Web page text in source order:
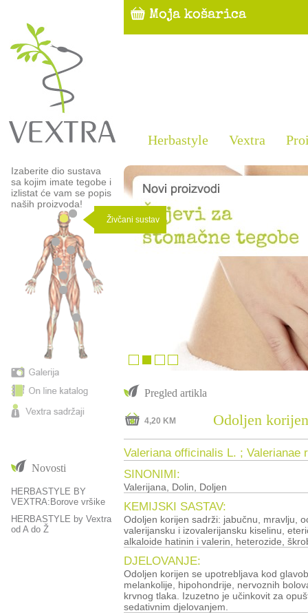
Herbastyle Vextra
Izaberite dio sustava
sa kojim imate tegobe i
izlistat će vam se popis
naših proizvoda!
Živčani sustav
Novosti
HERBASTYLE BY
VEXTRA:Borove vršike
HERBASTYLE by Vextra
od A do Ž
Pregled artikla
4,20 KM Odoljen korijen
Valeriana officinalis L. ; Valerianae
SINONIMI:
Valerijana, Dolin, Doljen
KEMIJSKI SASTAV:
Odoljen korijen sadrži: jabučnu, mravlju,
valerijansku i izovalerijansku kiselinu,
alkaloide hatinin i valerin, heterozide,
DJELOVANJE:
Odoljen korijen se upotrebljava kod
melankolije, hipohondrije, nervoznih
krvnog tlaka. Izuzetno je učinkovit za
sedativnim djelovanjem.